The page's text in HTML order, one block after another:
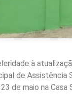
à
de Assistência
de maio na Casa